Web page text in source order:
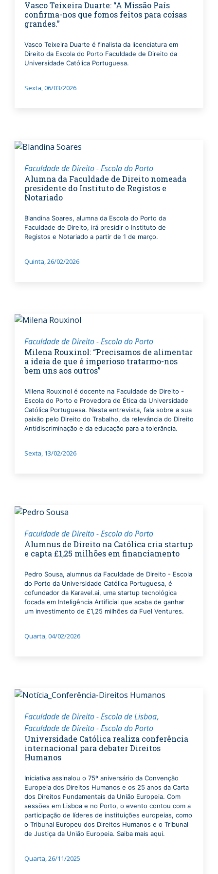
Vasco Teixeira Duarte: “A Missão País
confirma-nos que fomos feitos para coisas
grandes.”
Vasco Teixeira Duarte é finalista da licenciatura em
Direito da Escola do Porto Faculdade de Direito da
Universidade Católica Portuguesa.
Sexta, 06/03/2026
Faculdade de Direito - Escola do Porto
Alumna da Faculdade de Direito nomeada
presidente do Instituto de Registos e
Notariado
Blandina Soares, alumna da Escola do Porto da
Faculdade de Direito, irá presidir o Instituto de
Registos e Notariado a partir de 1 de março.
Quinta, 26/02/2026
Faculdade de Direito - Escola do Porto
Milena Rouxinol: “Precisamos de alimentar
a ideia de que é imperioso tratarmo-nos
bem uns aos outros”
Milena Rouxinol é docente na Faculdade de Direito -
Escola do Porto e Provedora de Ética da Universidade
Católica Portuguesa. Nesta entrevista, fala sobre a sua
paixão pelo Direito do Trabalho, da relevância do Direito
Antidiscriminação e da educação para a tolerância.
Sexta, 13/02/2026
Faculdade de Direito - Escola do Porto
Alumnus de Direito na Católica cria startup
e capta £1,25 milhões em financiamento
Pedro Sousa, alumnus da Faculdade de Direito - Escola
do Porto da Universidade Católica Portuguesa, é
cofundador da Karavel.ai, uma startup tecnológica
focada em Inteligência Artificial que acaba de ganhar
um investimento de £1,25 milhões da Fuel Ventures.
Quarta, 04/02/2026
Faculdade de Direito - Escola de Lisboa
Faculdade de Direito - Escola do Porto
Universidade Católica realiza conferência
internacional para debater Direitos
Humanos
Iniciativa assinalou o 75º aniversário da Convenção
Europeia dos Direitos Humanos e os 25 anos da Carta
dos Direitos Fundamentais da União Europeia. Com
sessões em Lisboa e no Porto, o evento contou com a
participação de líderes de instituições europeias, como
o Tribunal Europeu dos Direitos Humanos e o Tribunal
de Justiça da União Europeia. Saiba mais aqui.
Quarta, 26/11/2025